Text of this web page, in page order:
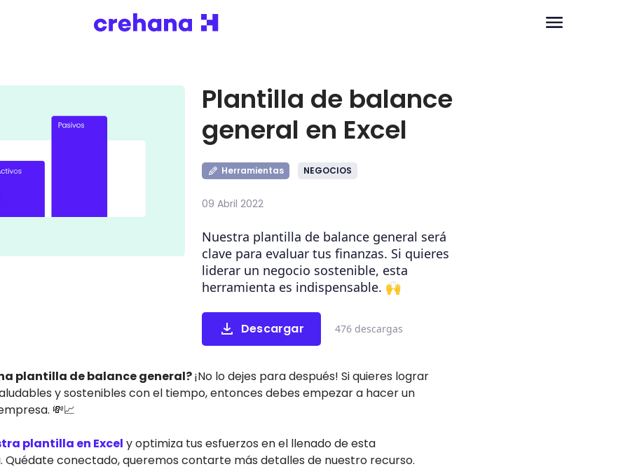
Plantilla de balance
general en Excel
Herramientas NEGOCIOS
09 Abril 2022
Nuestra plantilla de balance general será
clave para evaluar tus finanzas. Si quieres
liderar un negocio sostenible, esta
herramienta es indispensable. 🙌
Descargar 476 descargas
plantilla de balance general?¡No lo dejes para después! Si quieres lograr
y sostenibles con el tiempo, entonces debes empezar a hacer un
💸📈
plantilla en Excel y optimiza tus esfuerzos en el llenado de esta
conectado, queremos contarte más detalles de nuestro recurso.